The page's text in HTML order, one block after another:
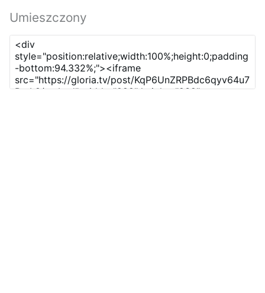
Umieszczony